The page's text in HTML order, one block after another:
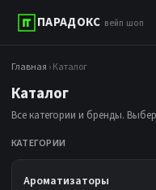
ПАРАДОКС вейп шоп
Главная › Каталог
Каталог
Все категории и бренды.
КАТЕГОРИИ
Ароматизаторы